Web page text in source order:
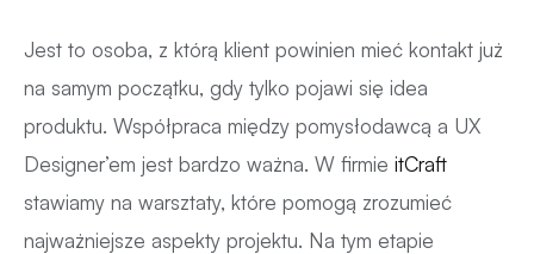
Jest to osoba, z którą klient powinien mieć kontakt już
na samym początku, gdy tylko pojawi się idea
produktu. Współpraca między pomysłodawcą a UX
Designer’em jest bardzo ważna. W firmie itCraft
stawiamy na warsztaty, które pomogą zrozumieć
najważniejsze aspekty projektu. Na tym etapie